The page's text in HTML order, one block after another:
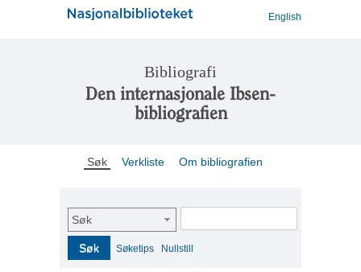
English
Bibliografi
Den internasjonale Ibsen-
bibliografien
Søk Verkliste Om bibliografien
Søk
Søk Søketips Nullstill